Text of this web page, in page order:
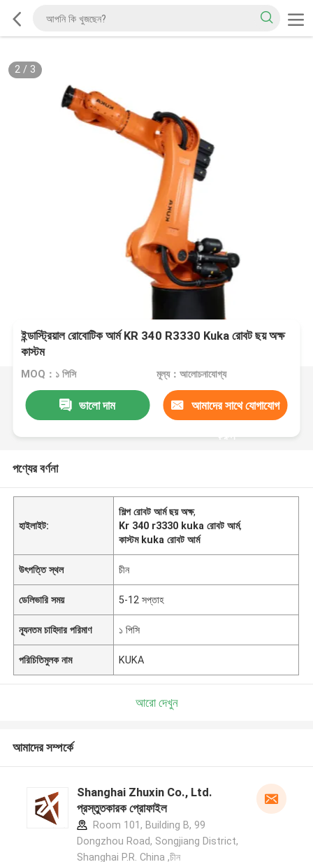
2/ 3
ইন্ডাস্ট্রিয়াল রোবোটিক আর্ম KR 340 R3330 Kuka রোবট ছয় অক্ষ
কাস্টম
MOQ：১ পিসি মূল্য：আলোচনাযোগ্য
ভালো দাম আমাদের সাথে যোগাযোগ
করুন
পণ্যের বর্ণনা
হাইলাইট:
শিল্প রোবট আর্ম ছয় অক্ষ,
Kr 340 r3330 kuka রোবট আর্ম,
কাস্টম kuka রোবট আর্ম
উৎপত্তি স্থল চীন
ডেলিভারি সময় 5-12 সপ্তাহ
ন্যূনতম চাহিদার পরিমাণ ১ পিসি
পরিচিতিমুলক নাম KUKA
আরো দেখুন
আমাদের সম্পর্কে
Shanghai Zhuxin Co., Ltd.
প্রস্তুতকারক প্রোফাইল
Room 101, Building B, 99
Dongzhou Road, Songjiang District,
Shanghai P.R. China ,চীন